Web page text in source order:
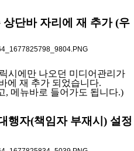
단바 자리에 재 추가(우
시에만 나오던 미디어관리가
에 재 추가 되었습니다.
, 메뉴바로 들어가도 됩니다.)
행자(책임자 부재시 ) 설정